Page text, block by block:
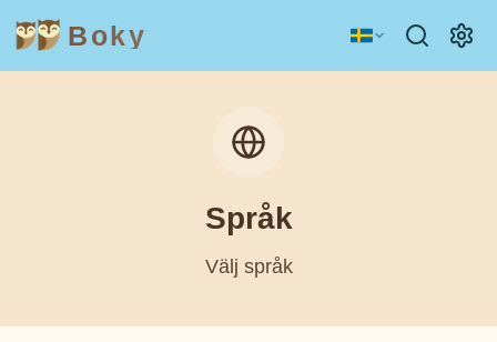
Boky
Språk
Välj språk